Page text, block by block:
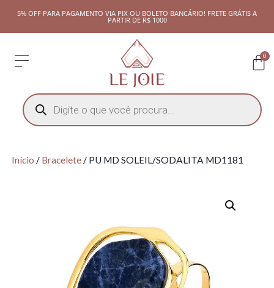
5% OFF PARA PAGAMENTO VIA PIX OU BOLETO BANCÁRIO! FRETE GRÁTIS A
PARTIR DE R$ 1000
0
Início / Bracelete/ PU MD SOLEIL/SODALITA MD1181